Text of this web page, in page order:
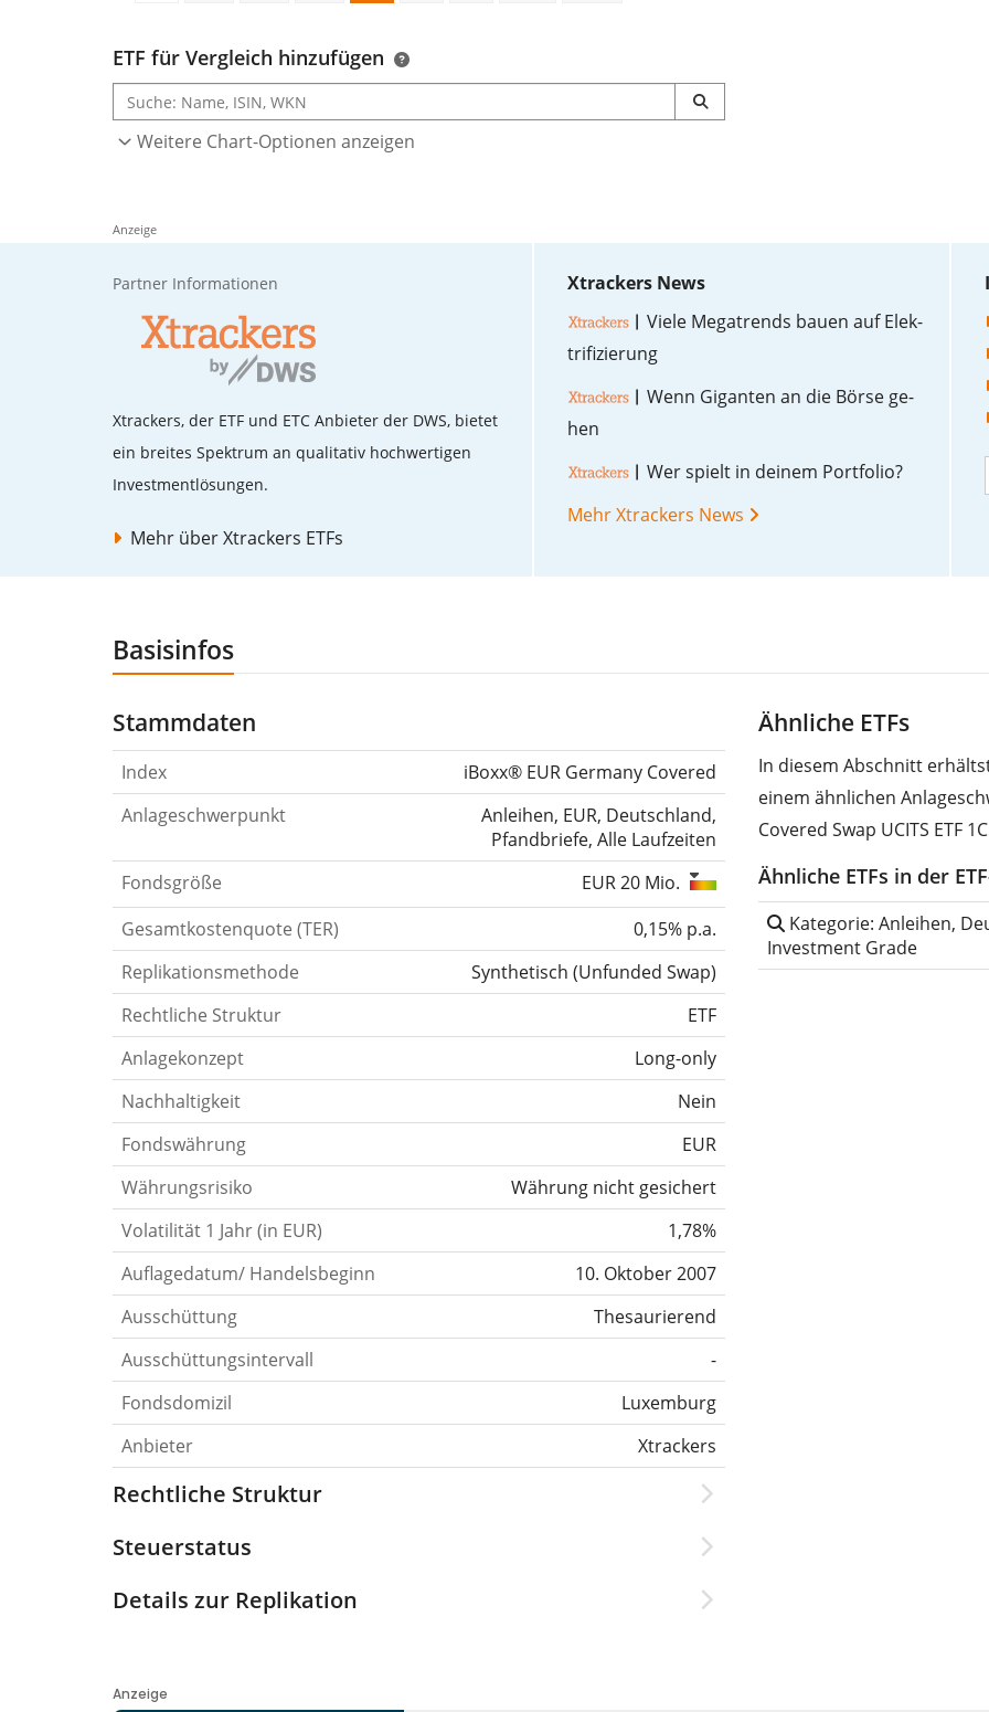
ETF für Vergleich hinzufügen
Weitere Chart-Optionen anzeigen
Anzeige
Partner Informationen
Xtrackers, der ETF und ETC Anbieter der DWS, bietet
ein breites Spektrum an qualitativ hochwertigen
Investmentlösungen.
Mehr über Xtrackers ETFs
Xtrackers News
Vie­le Me­ga­trends bau­en auf Elek­
tri­fi­zie­rung
Wenn Gi­gan­ten an die Bör­se ge­
hen
Wer spielt in dei­nem Port­fo­lio?
Mehr Xtrackers News
Basisinfos
Stammdaten
Index
iBoxx® EUR Germany Covered
Anlageschwerpunkt
Anleihen, EUR, Deutschland,
Pfandbriefe, Alle Laufzeiten
Fondsgröße
EUR 20 Mio.
Gesamtkostenquote (TER)
0,15% p.a.
Replikationsmethode
Synthetisch (Unfunded Swap)
Rechtliche Struktur
ETF
Anlagekonzept
Long-only
Nachhaltigkeit
Nein
Fondswährung
EUR
Währungsrisiko
Währung nicht gesichert
Volatilität 1 Jahr (in EUR)
1,78%
Auflagedatum/ Handelsbeginn
10. Oktober 2007
Ausschüttung
Thesaurierend
Ausschüttungsintervall
-
Fondsdomizil
Luxemburg
Anbieter
Xtrackers
Rechtliche Struktur
Steuerstatus
Details zur Replikation
Ähnliche ETFs
In diesem Abschnitt
einem ähnlichen
Covered Swap UCITS ETF
Ähnliche ETFs in der
Kategorie: Anleihen,
Investment Grade